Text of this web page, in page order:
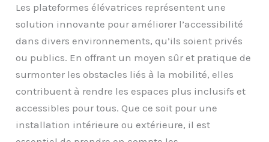
Les plateformes élévatrices représentent une
solution innovante pour améliorer l’accessibilité
dans divers environnements, qu’ils soient privés
ou publics. En offrant un moyen sûr et pratique de
surmonter les obstacles liés à la mobilité, elles
contribuent à rendre les espaces plus inclusifs et
accessibles pour tous. Que ce soit pour une
installation intérieure ou extérieure, il est